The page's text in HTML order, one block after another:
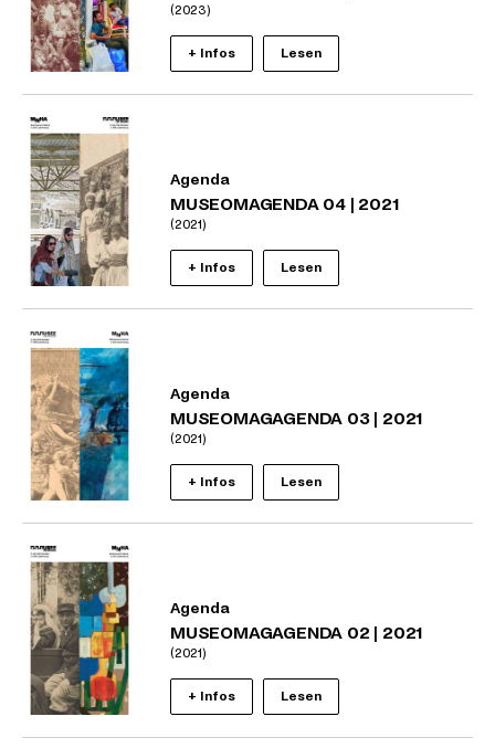
(2023)
+ Infos Lesen
Agenda
MUSEOMAGENDA 04 | 2021
(2021)
+ Infos Lesen
Agenda
MUSEOMAGAGENDA 03 | 2021
(2021)
+ Infos Lesen
Agenda
MUSEOMAGAGENDA 02 | 2021
(2021)
+ Infos Lesen